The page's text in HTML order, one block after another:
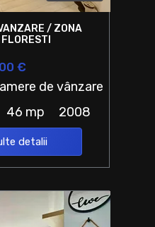
/ ZONA
€
de vânzare
46 mp 2008
detalii